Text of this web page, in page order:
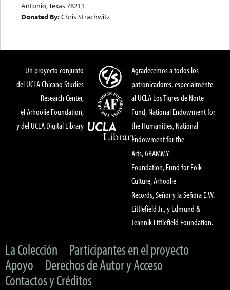
Antonio, Texas 78211
Donated By:Chris Strachwitz
Un proyecto conjunto
del UCLA Chicano Studies
Research Center,
el Arhoolie Foundation,
y del UCLA Digital Library
Agradecemos a todos los
patronicadores, especialmente
al UCLA Los Tigres de Norte
Fund, National Endowment for
the Humanities, National
Endowment for the
Arts, GRAMMY
Foundation, Fund for Folk
Culture, Arhoolie
Records, Señor y la Señora E.W.
Littlefield Jr., y Edmund &
Jeannik Littlefield Foundation.
La Colección
Participantes en el proyecto
Apoyo
Derechos de Autor y Acceso
Contactos y Créditos